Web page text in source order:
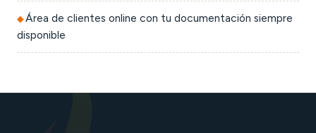
Área de clientes online con tu documentación siempre
disponible